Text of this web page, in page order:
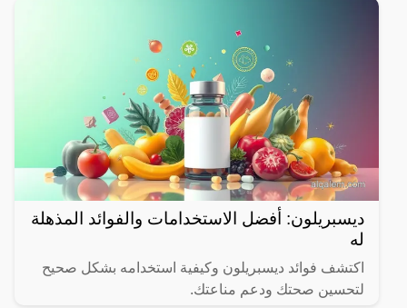
ديسبريلون: أفضل الاستخدامات والفوائد المذهلة
له
اكتشف فوائد ديسبريلون وكيفية استخدامه بشكل صحيح
لتحسين صحتك ودعم مناعتك.